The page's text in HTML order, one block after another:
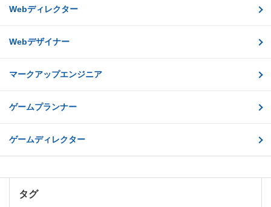
Webディレクター
Webデザイナー
マークアップエンジニア
ゲームプランナー
ゲームディレクター
タグ